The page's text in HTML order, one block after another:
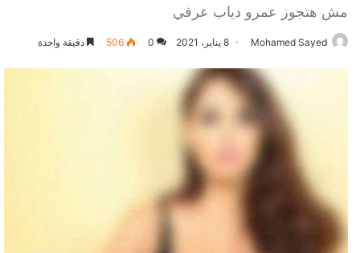
مش هتجوز عمرو دياب عرفي
Mohamed Sayed 8 يناير، 2021 0
506 دقيقة واحدة